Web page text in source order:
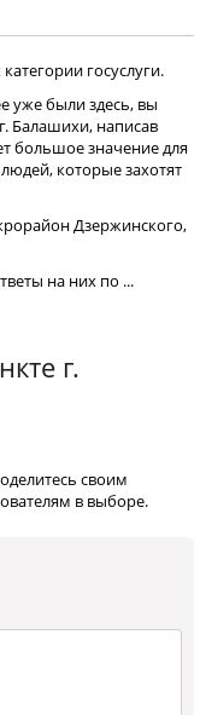
госуслуги.
уже были здесь, вы
Балашихи, написав
большое значение для
которые захотят
Дзержинского,
на них по ...
г.
своим
в выборе.